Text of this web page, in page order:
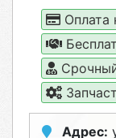
Оплата
Адрес: